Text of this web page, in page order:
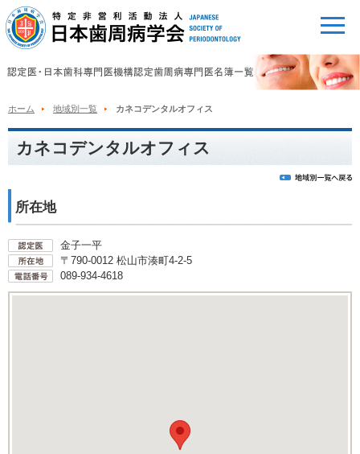
ホーム 地域別一覧 カネコデンタルオフィス
カネコデンタルオフィス
所在地
金子一平
〒790-0012 松山市湊町4-2-5
089-934-4618